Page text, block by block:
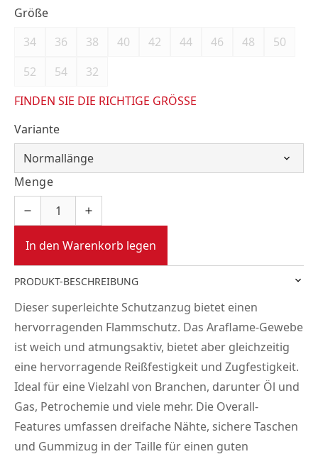
Größe
34
36 38 40 42 44 46 48
50
52
54
32
FINDEN SIE DIE RICHTIGE GRÖSSE
Variante
Menge
In den Warenkorb legen
PRODUKT-BESCHREIBUNG
Dieser superleichte Schutzanzug bietet einen
hervorragenden Flammschutz. Das Araflame-Gewebe
ist weich und atmungsaktiv, bietet aber gleichzeitig
eine hervorragende Reißfestigkeit und Zugfestigkeit.
Ideal für eine Vielzahl von Branchen, darunter Öl und
Gas, Petrochemie und viele mehr. Die Overall-
Features umfassen dreifache Nähte, sichere Taschen
und Gummizug in der Taille für einen guten